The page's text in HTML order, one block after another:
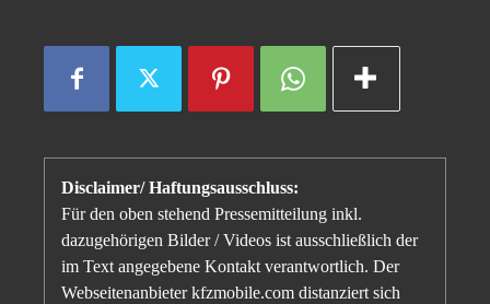
Disclaimer/ Haftungsausschluss:
Für den oben stehend Pressemitteilung inkl.
dazugehörigen Bilder / Videos ist ausschließlich der
im Text angegebene Kontakt verantwortlich. Der
Webseitenanbieter kfzmobile.com distanziert sich